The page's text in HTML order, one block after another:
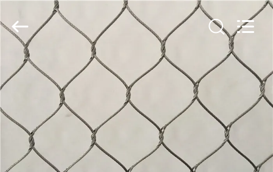
HAUS
PRODUKTE
ÜBER
UNS
Mesh
Co.,Ltd.
Reserved.